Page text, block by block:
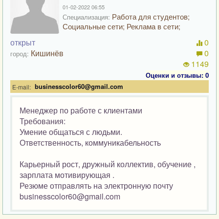
01-02-2022 06:55
Специализация: Работа для студентов;
Социальные сети; Реклама в сети;
открыт
город: Кишинёв
0
0
1149
Оценки и отзывы: 0
E-mail: businesscolor60@gmail.com
Менеджер по работе с клиентами
Требования:
Умение общаться с людьми.
Ответственность, коммуникабельность
Карьерный рост, дружный коллектив, обучение ,
зарплата мотивирующая .
Резюме отправлять на электронную почту
businesscolor60@gmail.com